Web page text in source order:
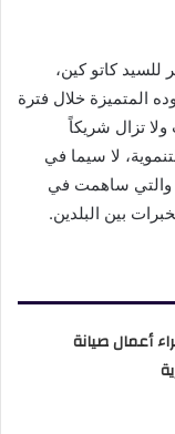
كاتو كين،
المتميزة خلال فترة
تزال شريكاً
لا سيما في
والتي ساهمت في
بين البلدين.
أعمال صيانة